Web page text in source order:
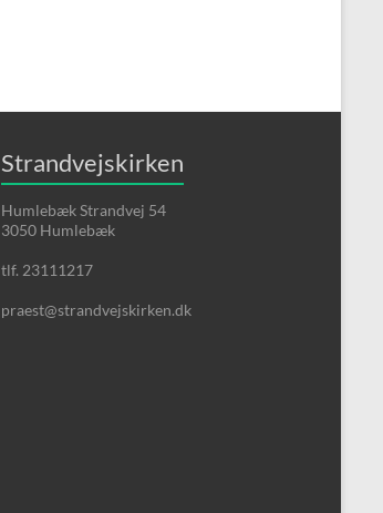
Strandvejskirken
Humlebæk Strandvej 54
3050 Humlebæk
tlf. 23111217
praest@strandvejskirken.dk